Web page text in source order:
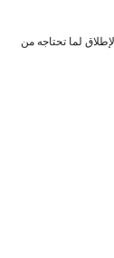
لما تحتاجه من